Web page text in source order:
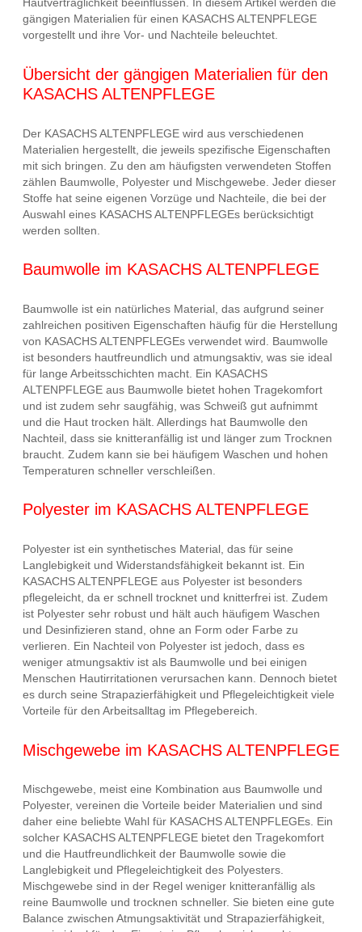
Hautverträglichkeit beeinflussen. In diesem Artikel werden die
gängigen Materialien für einen KASACHS ALTENPFLEGE
vorgestellt und ihre Vor- und Nachteile beleuchtet.
Übersicht der gängigen Materialien für den
KASACHS ALTENPFLEGE
Der KASACHS ALTENPFLEGE wird aus verschiedenen
Materialien hergestellt, die jeweils spezifische Eigenschaften
mit sich bringen. Zu den am häufigsten verwendeten Stoffen
zählen Baumwolle, Polyester und Mischgewebe. Jeder dieser
Stoffe hat seine eigenen Vorzüge und Nachteile, die bei der
Auswahl eines KASACHS ALTENPFLEGEs berücksichtigt
werden sollten.
Baumwolle im KASACHS ALTENPFLEGE
Baumwolle ist ein natürliches Material, das aufgrund seiner
zahlreichen positiven Eigenschaften häufig für die Herstellung
von KASACHS ALTENPFLEGEs verwendet wird. Baumwolle
ist besonders hautfreundlich und atmungsaktiv, was sie ideal
für lange Arbeitsschichten macht. Ein KASACHS
ALTENPFLEGE aus Baumwolle bietet hohen Tragekomfort
und ist zudem sehr saugfähig, was Schweiß gut aufnimmt
und die Haut trocken hält. Allerdings hat Baumwolle den
Nachteil, dass sie knitteranfällig ist und länger zum Trocknen
braucht. Zudem kann sie bei häufigem Waschen und hohen
Temperaturen schneller verschleißen.
Polyester im KASACHS ALTENPFLEGE
Polyester ist ein synthetisches Material, das für seine
Langlebigkeit und Widerstandsfähigkeit bekannt ist. Ein
KASACHS ALTENPFLEGE aus Polyester ist besonders
pflegeleicht, da er schnell trocknet und knitterfrei ist. Zudem
ist Polyester sehr robust und hält auch häufigem Waschen
und Desinfizieren stand, ohne an Form oder Farbe zu
verlieren. Ein Nachteil von Polyester ist jedoch, dass es
weniger atmungsaktiv ist als Baumwolle und bei einigen
Menschen Hautirritationen verursachen kann. Dennoch bietet
es durch seine Strapazierfähigkeit und Pflegeleichtigkeit viele
Vorteile für den Arbeitsalltag im Pflegebereich.
Mischgewebe im KASACHS ALTENPFLEGE
Mischgewebe, meist eine Kombination aus Baumwolle und
Polyester, vereinen die Vorteile beider Materialien und sind
daher eine beliebte Wahl für KASACHS ALTENPFLEGEs. Ein
solcher KASACHS ALTENPFLEGE bietet den Tragekomfort
und die Hautfreundlichkeit der Baumwolle sowie die
Langlebigkeit und Pflegeleichtigkeit des Polyesters.
Mischgewebe sind in der Regel weniger knitteranfällig als
reine Baumwolle und trocknen schneller. Sie bieten eine gute
Balance zwischen Atmungsaktivität und Strapazierfähigkeit,